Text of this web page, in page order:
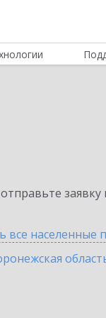
все населенные